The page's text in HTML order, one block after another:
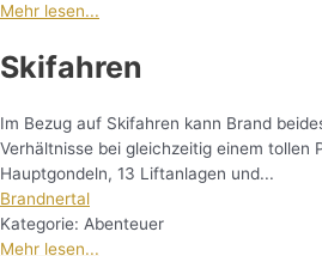
Mehr lesen...
Skifahren
Im Bezug auf Skifahren kann Brand
Verhältnisse bei gleichzeitig einem tollen
Hauptgondeln, 13 Liftanlagen und...
Brandnertal
Kategorie: Abenteuer
Mehr lesen...